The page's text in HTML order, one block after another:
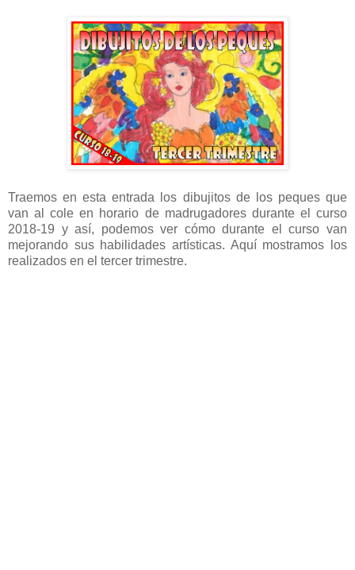
Traemos en esta entrada los dibujitos de los peques que
van al cole en horario de madrugadores durante el curso
2018-19 y así, podemos ver cómo durante el curso van
mejorando sus habilidades artísticas. Aquí mostramos los
realizados en el tercer trimestre.